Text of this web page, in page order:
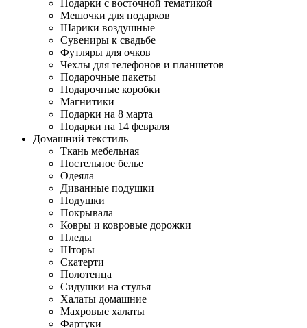
Подарки с восточной тематикой
Мешочки для подарков
Шарики воздушные
Сувениры к свадьбе
Футляры для очков
Чехлы для телефонов и планшетов
Подарочные пакеты
Подарочные коробки
Магнитики
Подарки на 8 марта
Подарки на 14 февраля
Домашний текстиль
Ткань мебельная
Постельное белье
Одеяла
Диванные подушки
Подушки
Покрывала
Ковры и ковровые дорожки
Пледы
Шторы
Скатерти
Полотенца
Сидушки на стулья
Халаты домашние
Махровые халаты
Фартуки